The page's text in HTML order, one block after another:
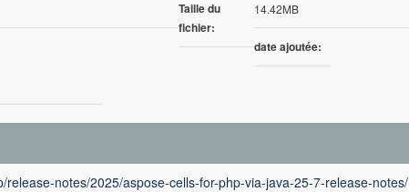
Taille du
fichier:
14.42MB
date ajoutée:
release-notes/2025/aspose-cells-for-php-via-java-25-7-release-notes/